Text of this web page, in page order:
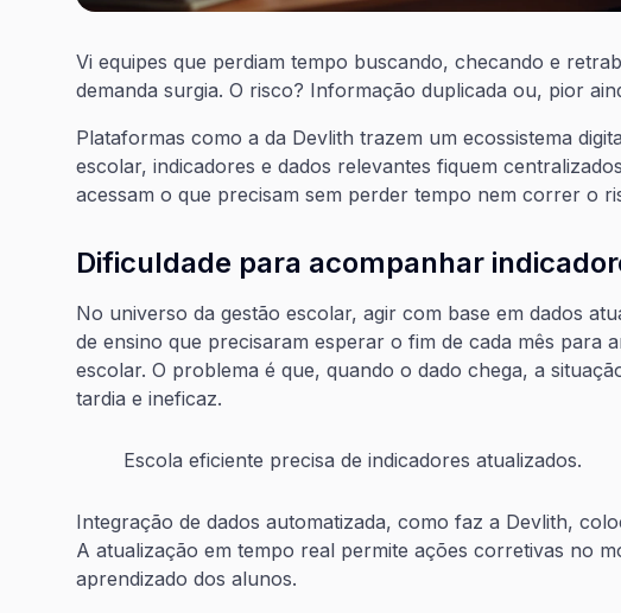
Vi equipes que perdiam tempo buscando, checando e
demanda surgia. O risco? Informação duplicada ou, pior
Plataformas como a da Devlith trazem um ecossistema
escolar, indicadores e dados relevantes fiquem
acessam o que precisam sem perder tempo nem correr o
Dificuldade para acompanhar
No universo da gestão escolar, agir com base em dados
de ensino que precisaram esperar o fim de cada mês para
escolar. O problema é que, quando o dado chega, a
tardia e ineficaz.
Escola eficiente precisa de indicadores atualizados.
Integração de dados automatizada, como faz a Devlith,
A atualização em tempo real permite ações corretivas no
aprendizado dos alunos.